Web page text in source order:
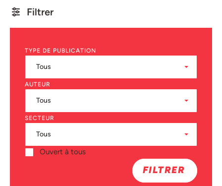
Filtrer
TYPE DE PUBLICATION
AUTEUR
SECTEUR
Ouvert à tous
FILTRER